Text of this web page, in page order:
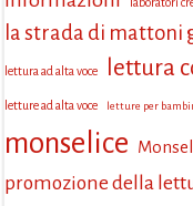
la strada di mattoni
lettura ad alta voce lettura
letture ad alta voce letture per
monselice
promozione della